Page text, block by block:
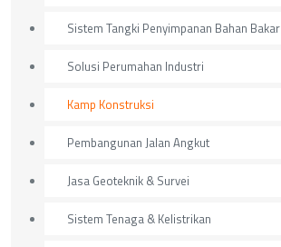
Sistem Tangki Penyimpanan Bahan Bakar
Solusi Perumahan Industri
Kamp Konstruksi
Pembangunan Jalan Angkut
Jasa Geoteknik & Survei
Sistem Tenaga & Kelistrikan